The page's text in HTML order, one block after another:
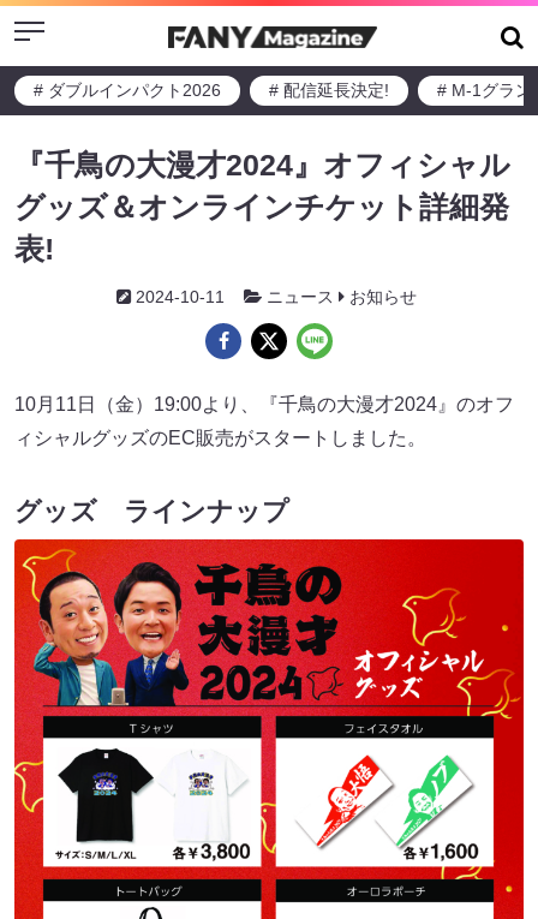
Menu
# ダブルインパクト2026 # 配信延長決定! # M-1グラン
『千鳥の大漫才2024』オフィシャル
グッズ＆オンラインチケット詳細発
表!
2024-10-11 ニュース お知らせ
10月11日（金）19:00より、『千鳥の大漫才2024』のオフ
ィシャルグッズのEC販売がスタートしました。
グッズ ラインナップ